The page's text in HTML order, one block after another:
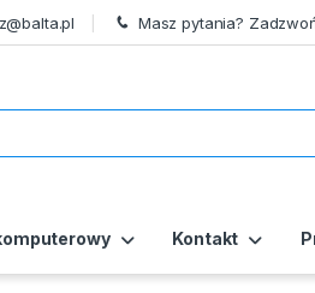
Masz pytania?
Kontakt